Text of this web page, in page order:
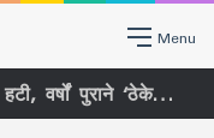
Menu
सिकासार से सिर्फ कानूनी बाधा नहीं हटी, वर्षों पुराने ‘ठेकेदारी तंत्र’ पर भी खड़ा हुआ बड़ा सवाल